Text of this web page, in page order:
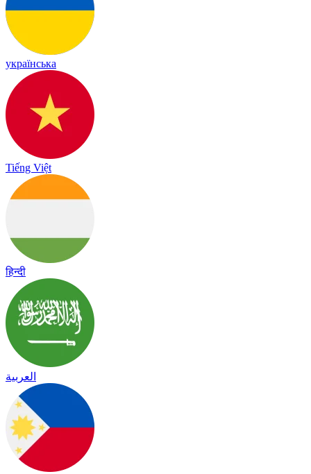
українська
Tiếng Việt
हिन्दी
العربية